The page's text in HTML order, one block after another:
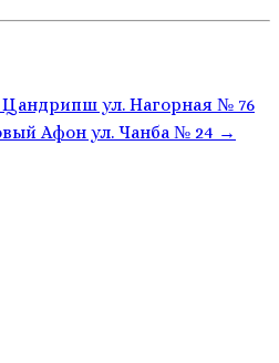
ул. Нагорная № 76
Афон ул. Чанба № 24 →